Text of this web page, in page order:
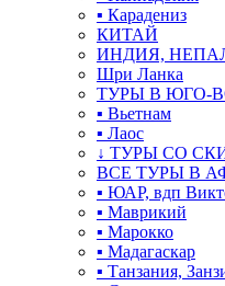
▪ Карадениз
КИТАЙ
ИНДИЯ,
Шри Ланка
ТУРЫ В ЮГО-
▪ Вьетнам
▪ Лаос
↓ ТУРЫ СО
ВСЕ ТУРЫ В
▪ ЮАР, вдп
▪ Маврикий
▪ Марокко
▪ Мадагаскар
▪ Танзания,